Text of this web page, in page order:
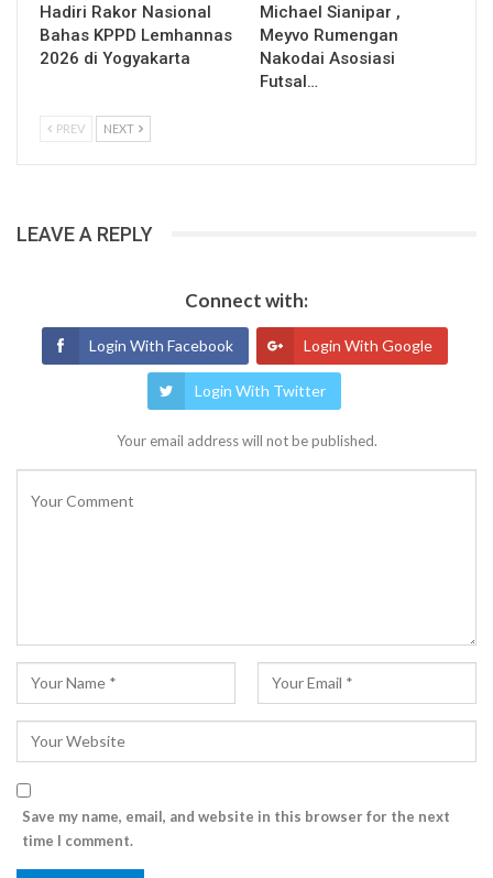
Hadiri Rakor Nasional
Bahas KPPD Lemhannas
2026 di Yogyakarta
Michael Sianipar ,
Meyvo Rumengan
Nakodai Asosiasi
Futsal…
PREV NEXT
LEAVE A REPLY
Connect with:
Login With Facebook Login With Google
Login With Twitter
Your email address will not be published.
Save my name, email, and website in this browser for the next
time I comment.